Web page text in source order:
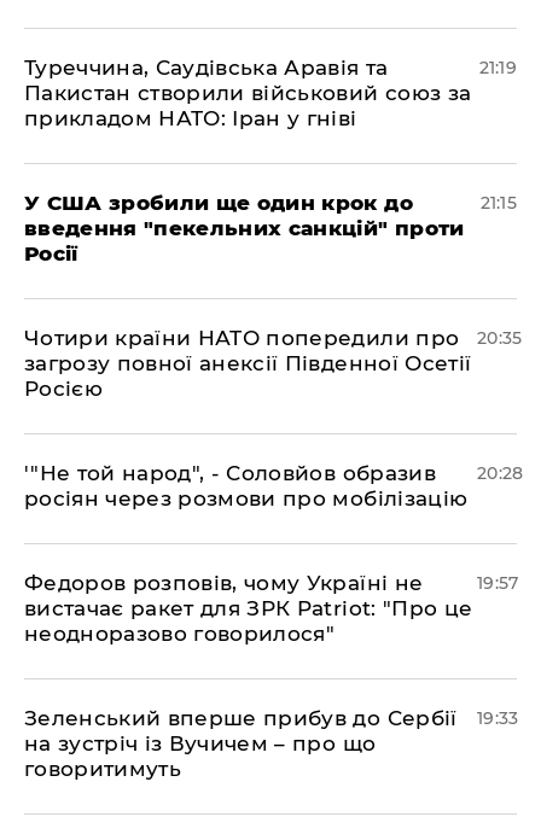
​Туреччина, Саудівська Аравія та
Пакистан створили військовий союз за
прикладом НАТО: Іран у гніві
21:19
​У США зробили ще один крок до
введення "пекельних санкцій" проти
Росії
21:15
​Чотири країни НАТО попередили про
загрозу повної анексії Південної Осетії
Росією
20:35
​'"Не той народ", - Соловйов образив
росіян через розмови про мобілізацію
20:28
​Федоров розповів, чому Україні не
вистачає ракет для ЗРК Patriot: "Про це
неодноразово говорилося"
19:57
​Зеленський вперше прибув до Сербії
на зустріч із Вучичем – про що
говоритимуть
19:33